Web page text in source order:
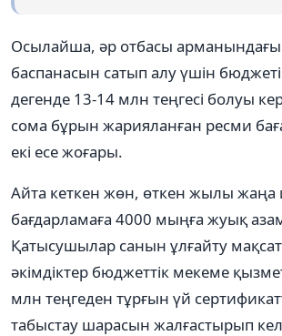
Осылайша, әр отбасы арманындағы
баспанасын сатып алу үшін
дегенде 13-14 млн теңгесі болуы
сома бұрын жарияланған ресми
екі есе жоғары.
Айта кеткен жөн, өткен жылы жаңа
бағдарламаға 4000 мыңға жуық
Қатысушылар санын ұлғайту
әкімдіктер бюджеттік мекеме
млн теңгеден тұрғын үй
табыстау шарасын жалғастырып